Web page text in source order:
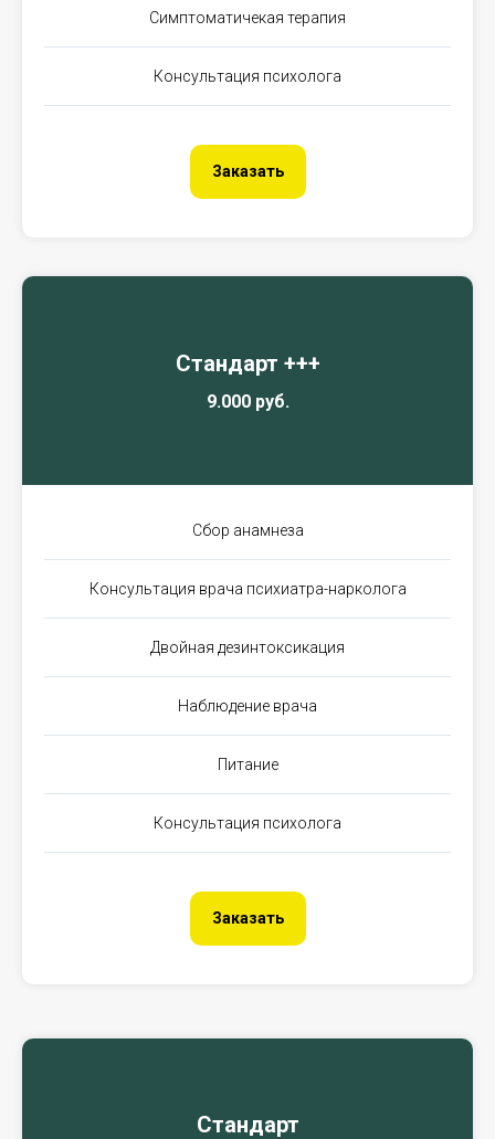
Симптоматичекая терапия
Консультация психолога
Заказать
Стандарт +++
9.000 руб.
Сбор анамнеза
Консультация врача психиатра-нарколога
Двойная дезинтоксикация
Наблюдение врача
Питание
Консультация психолога
Заказать
Стандарт